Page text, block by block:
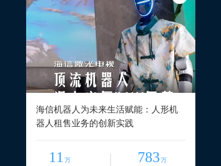
海信机器人为未来生活赋能：人形机
器人租售业务的创新实践
11 万 783 万